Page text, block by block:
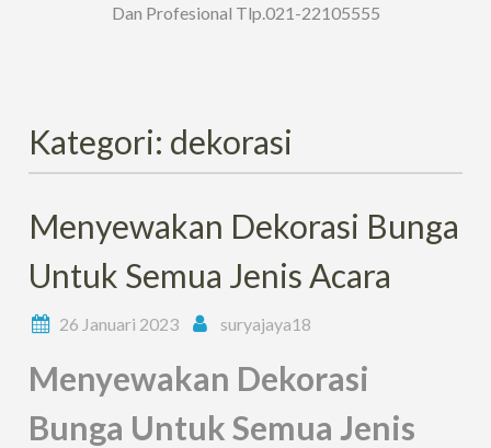
Dan Profesional Tlp.021-22105555
Kategori: dekorasi
Menyewakan Dekorasi Bunga
Untuk Semua Jenis Acara
26 Januari 2023 suryajaya18
Menyewakan Dekorasi
Bunga Untuk Semua Jenis